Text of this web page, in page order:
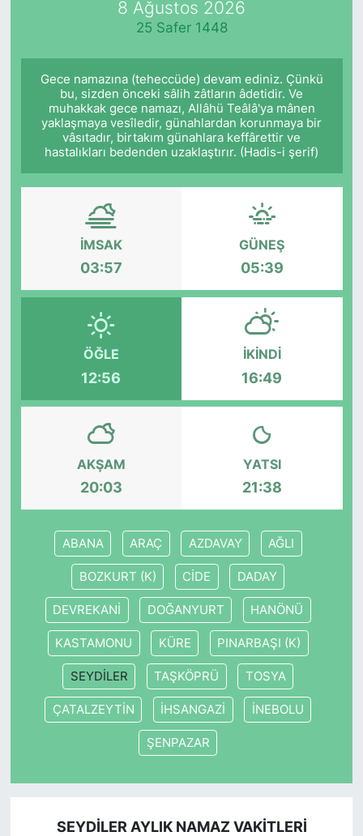
8 Ağustos 2026
25 Safer 1448
Gece namazına (teheccüde) devam ediniz. Çünkü
bu, sizden önceki sâlih zâtların âdetidir. Ve
muhakkak gece namazı, Allâhü Teâlâ'ya mânen
yaklaşmaya vesîledir, günahlardan korunmaya bir
vâsıtadır, birtakım günahlara keffârettir ve
hastalıkları bedenden uzaklaştırır. (Hadis-i şerif)
İMSAK
03:57
GÜNEŞ
05:39
ÖĞLE
12:56
İKINDI
16:49
AKŞAM
20:03
YATSI
21:38
ABANA ARAÇ AZDAVAY AĞLI
BOZKURT (K) CİDE DADAY
DEVREKANİ DOĞANYURT HANÖNÜ
KASTAMONU KÜRE PINARBAŞI (K)
SEYDİLER TAŞKÖPRÜ TOSYA
ÇATALZEYTİN İHSANGAZİ İNEBOLU
ŞENPAZAR
SEYDİLER AYLIK NAMAZ VAKITLERI
KÖŞE YAZILARI
KÖŞE YAZILARI (Arşiv)
KÜLTÜR SANAT
MAGAZİN
SAĞLIK
SARIYER HABERLERİ
SARIYER İMAR BARIŞI
SEKTÖR
SİYASET
SON DAKİKA HABERİ
SPOR
TÜRKİYE VE DÜNYA GÜNDEMİ
VİDEO GALERİ
YAŞAM